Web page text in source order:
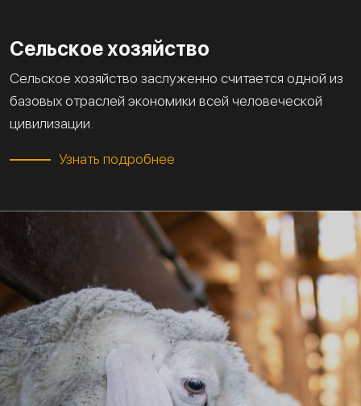
Сельское хозяйство
Сельское хозяйство заслуженно считается одной из
базовых отраслей экономики всей человеческой
цивилизации.
Узнать подробнее